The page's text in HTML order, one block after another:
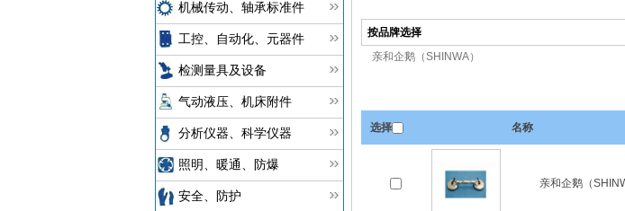
机械传动、轴承标准件
工控、自动化、元器件
检测量具及设备
气动液压、机床附件
分析仪器、科学仪器
照明、暖通、防爆
安全、防护
按品牌选择
亲和企鹅（SHINWA）
选择 名称
亲和企鹅（